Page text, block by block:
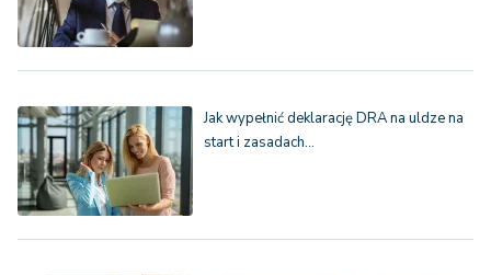
Jak wypełnić deklarację DRA na uldze na
start i zasadach…